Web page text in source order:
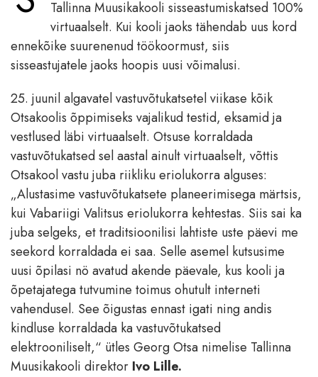
Tallinna Muusikakooli sisseastumiskatsed 100%
virtuaalselt. Kui kooli jaoks tähendab uus kord
ennekõike suurenenud töökoormust, siis
sisseastujatele jaoks hoopis uusi võimalusi.
25. juunil algavatel vastuvõtukatsetel viikase kõik
Otsakoolis õppimiseks vajalikud testid, eksamid ja
vestlused läbi virtuaalselt. Otsuse korraldada
vastuvõtukatsed sel aastal ainult virtuaalselt, võttis
Otsakool vastu juba riikliku eriolukorra alguses:
„Alustasime vastuvõtukatsete planeerimisega märtsis,
kui Vabariigi Valitsus eriolukorra kehtestas. Siis sai ka
juba selgeks, et traditsioonilisi lahtiste uste päevi me
seekord korraldada ei saa. Selle asemel kutsusime
uusi õpilasi nö avatud akende päevale, kus kooli ja
õpetajatega tutvumine toimus ohutult interneti
vahendusel. See õigustas ennast igati ning andis
kindluse korraldada ka vastuvõtukatsed
elektrooniliselt,“ ütles Georg Otsa nimelise Tallinna
Muusikakooli direktor Ivo Lille.